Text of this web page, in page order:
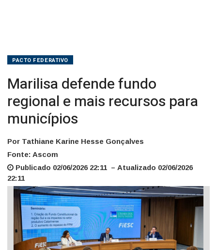
PACTO FEDERATIVO
Marilisa defende fundo
regional e mais recursos para
municípios
Por Tathiane Karine Hesse Gonçalves
Fonte: Ascom
Publicado 02/06/2026 22:11 – Atualizado 02/06/2026
22:11